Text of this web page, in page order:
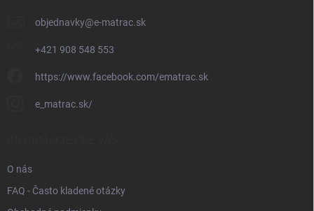
objednavky@e-matrac.sk
+421 908 548 553
https://www.facebook.com/ematrac.sk
e_matrac.sk/
O nás
FAQ - Často kladené otázky